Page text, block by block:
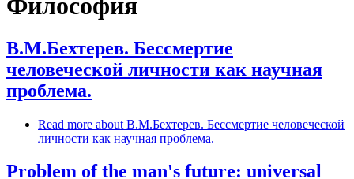
В.М.Бехтерев. Бессмертие
человеческой личности как научная
проблема.
Read more about В.М.Бехтерев. Бессмертие человеческой
личности как научная проблема.
Problem of the man's future: universal